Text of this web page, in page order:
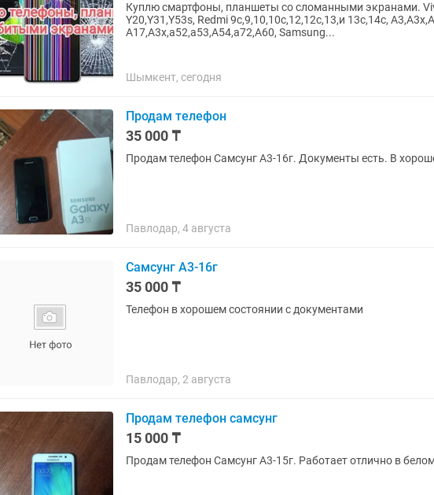
Куплю смартфоны, планшеты со сломанными экранами.
Y20,Y31,Y53s, Redmi 9c,9,10,10c,12,12с,13,и 13с,14c,
А17,A3x,a52,a53,A54,a72,A60, Samsung...
Шымкент, сегодня
Продам телефон
35 000 ₸
Продам телефон Самсунг А3-16г. Документы есть. В
Павлодар, 4 августа
Самсунг А3-16г
35 000 ₸
Телефон в хорошем состоянии с документами
Павлодар, 2 августа
Продам телефон самсунг
15 000 ₸
Продам телефон Самсунг А3-15г. Работает отлично в